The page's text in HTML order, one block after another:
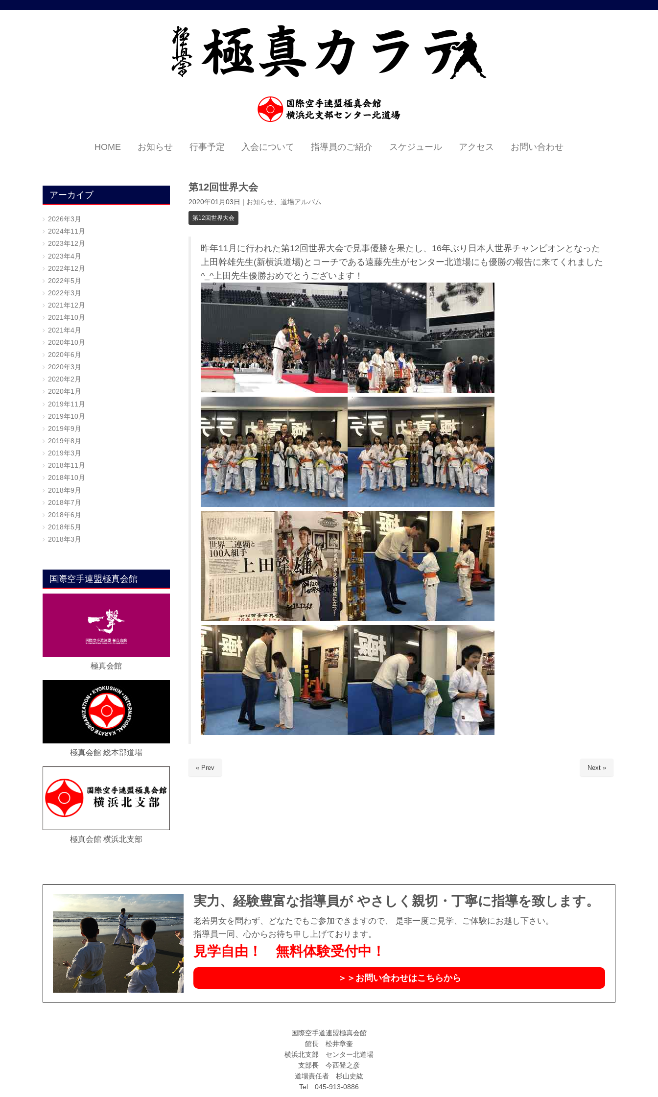
HOME お知らせ 行事予定 入会について 指導員のご紹介 スケジュール アクセス お問い合わせ
第12回世界大会
2020年01月03日 | お知らせ、 道場アルバム
第12回世界大会
昨年11月に行われた第12回世界大会で見事優勝を果たし、16年ぶり日本人世界チャンピオンとなった
上田幹雄先生(新横浜道場)とコーチである遠藤先生がセンター北道場にも優勝の報告に来てくれました
^_^上田先生優勝おめでとうございます！
« Prev Next »
アーカイブ
2026年3月
2024年11月
2023年12月
2023年4月
2022年12月
2022年5月
2022年3月
2021年12月
2021年10月
2021年4月
2020年10月
2020年6月
2020年3月
2020年2月
2020年1月
2019年11月
2019年10月
2019年9月
2019年8月
2019年3月
2018年11月
2018年10月
2018年9月
2018年7月
2018年6月
2018年5月
2018年3月
国際空手連盟極真会館
極真会館
極真会館 総本部道場
極真会館 横浜北支部
実力、経験豊富な指導員が やさしく親切・丁寧に指導を致します。
老若男女を問わず、どなたでもご参加できますので、 是非一度ご見学、ご体験にお越し下さい。
指導員一同、心からお待ち申し上げております。
見学自由！ 無料体験受付中！
＞＞お問い合わせはこちらから
国際空手道連盟極真会館
館長 松井章奎
横浜北支部 センター北道場
支部長 今西登之彦
道場責任者 杉山史紘
Tel 045-913-0886